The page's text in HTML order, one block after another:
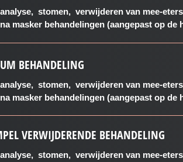
stomen, verwijderen van mee-
masker behandelingen (aangepast op
BEHANDELING
stomen, verwijderen van mee-
masker behandelingen (aangepast op
VERWIJDERENDE BEHANDELING
stomen, verwijderen van mee-